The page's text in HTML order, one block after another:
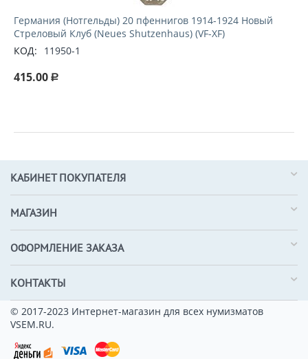
Германия (Нотгельды) 20 пфеннигов 1914-1924 Новый
Стреловый Клуб (Neues Shutzenhaus) (VF-XF)
КОД:
11950-1
415.00 Р
КАБИНЕТ ПОКУПАТЕЛЯ
МАГАЗИН
ОФОРМЛЕНИЕ ЗАКАЗА
КОНТАКТЫ
© 2017-2023 Интернет-магазин для всех нумизматов
VSEM.RU.